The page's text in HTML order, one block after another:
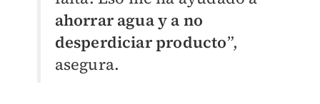
ahorrar agua y a no
desperdiciar producto”,
asegura.